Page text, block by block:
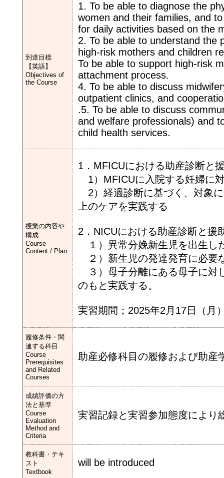
到達目標
【英語】
Objectives of
the Course
1. To be able to diagnose the
women and their families, and
for daily activities based on the
2. To be able to understand the
high-risk mothers and children
To be able to support high-risk
attachment process.
4. To be able to discuss
outpatient clinics, and
.5. To be able to discuss
and welfare professionals) and
child health services.
授業の内容や
構成
Course
Content / Plan
1．MFICUにおける助産診断と
1）MFICUに入院する妊婦に
2）経過診断に基づく、対象
上のケアを実践する
2．NICUにおける助産診断と援
１）異常分娩新生児を出生し
２）新生児の発達発育に必要
３）母子分離にある母子に対
のもと実践する。
実習期間；2025年2月17日（月
履修条件・関
連する科目
Course
Prerequisites
and Related
Courses
助産必修科目の履修および助
成績評価の方
法と基準
Course
Evaluation
Method and
Criteria
実習記録と実習参加態度により
教科書・テキ
スト
Textbook
will be introduced